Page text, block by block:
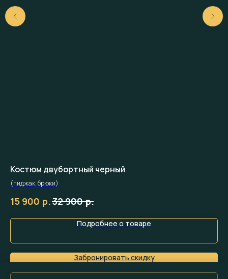
Костюм двубортный черный
(пиджак, брюки)
15 900 р.32 900 р.
Подробнее о товаре
Забронировать скидку